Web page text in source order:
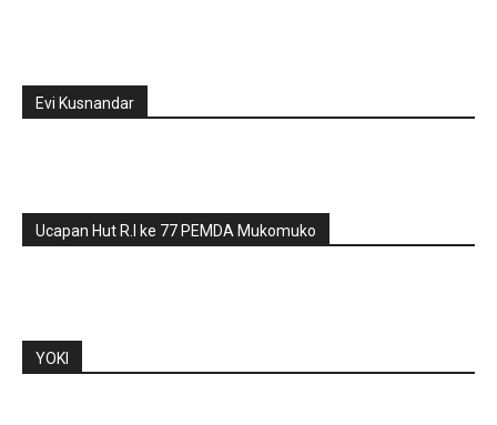
Evi Kusnandar
Ucapan Hut R.I ke 77 PEMDA Mukomuko
YOKI